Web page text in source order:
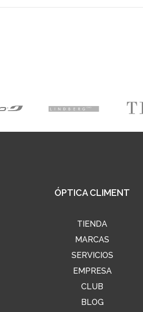
ÓPTICA CLIMENT
TIENDA
MARCAS
SERVICIOS
EMPRESA
CLUB
BLOG